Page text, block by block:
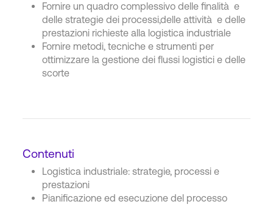
Fornire un quadro complessivo delle finalità e
delle strategie dei processi,delle attività e delle
prestazioni richieste alla logistica industriale
Fornire metodi, tecniche e strumenti per
ottimizzare la gestione dei flussi logistici e delle
scorte
Contenuti
Logistica industriale: strategie, processi e
prestazioni
Pianificazione ed esecuzione del processo